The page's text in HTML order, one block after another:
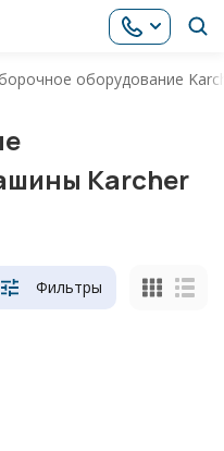
оборудование
Karcher
Фильтры